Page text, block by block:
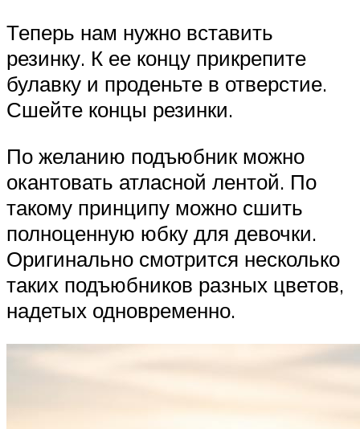
Теперь нам нужно вставить
резинку. К ее концу прикрепите
булавку и проденьте в отверстие.
Сшейте концы резинки.
По желанию подъюбник можно
окантовать атласной лентой. По
такому принципу можно сшить
полноценную юбку для девочки.
Оригинально смотрится несколько
таких подъюбников разных цветов,
надетых одновременно.